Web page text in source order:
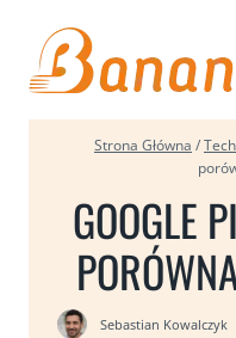
treści
Strona Główna /
GOOGLE
Sebastian Kowalczyk